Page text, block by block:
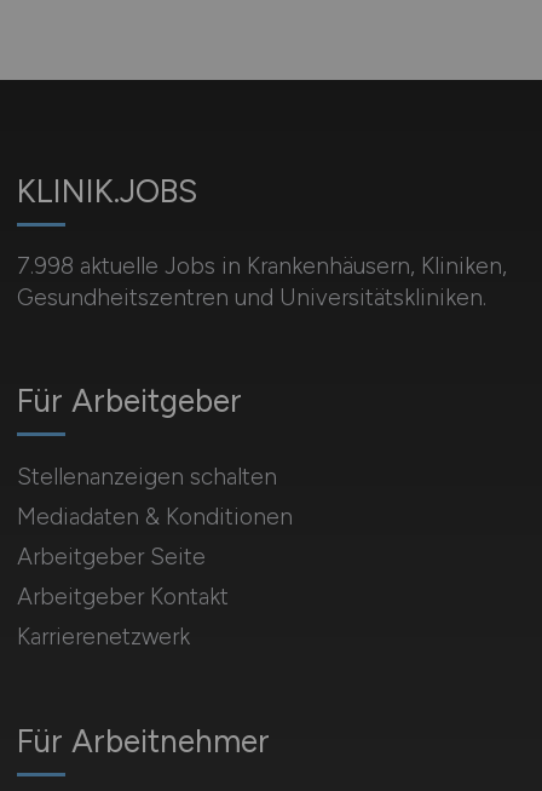
KLINIK.JOBS
7.998 aktuelle Jobs in Krankenhäusern, Kliniken,
Gesundheitszentren und Universitätskliniken.
Für Arbeitnehmer
Für Arbeitgeber
Stellenanzeigen schalten
Mediadaten & Konditionen
Arbeitgeber Seite
Arbeitgeber Kontakt
Karrierenetzwerk